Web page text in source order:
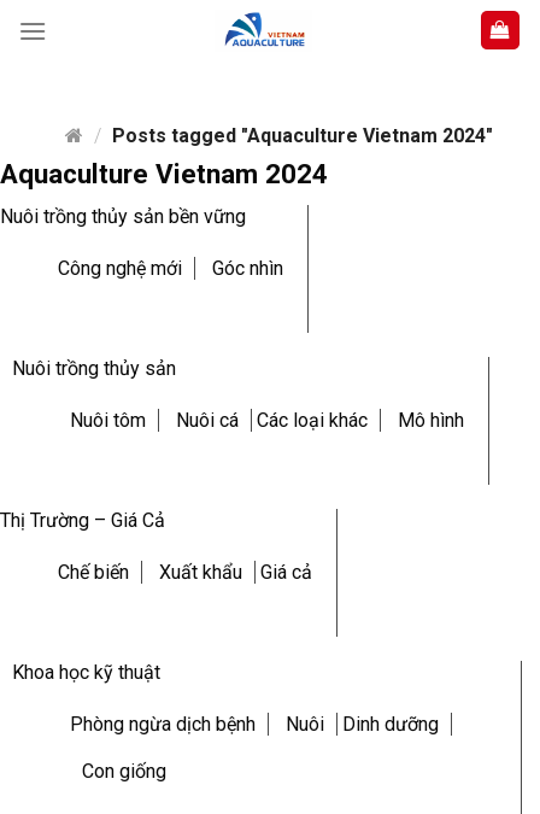
/ Posts tagged "Aquaculture Vietnam 2024"
Aquaculture Vietnam 2024
Nuôi trồng thủy sản bền vững
Công nghệ mới Góc nhìn
Nuôi trồng thủy sản
Nuôi tôm Nuôi cá Các loại khác Mô hình
Thị Trường – Giá Cả
Chế biến Xuất khẩu Giá cả
Khoa học kỹ thuật
Phòng ngừa dịch bệnh Nuôi Dinh dưỡng
Con giống